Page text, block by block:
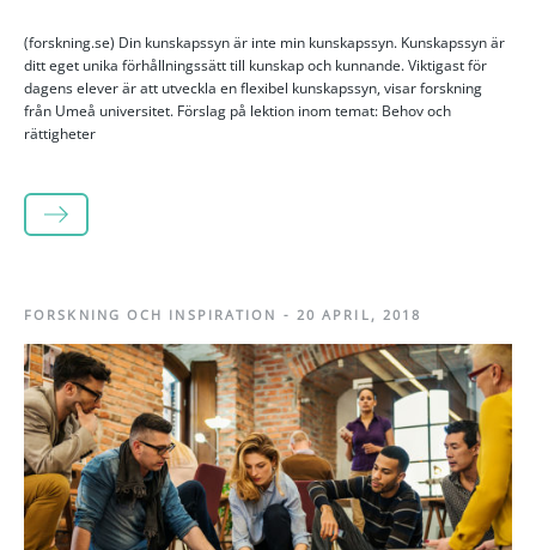
(forskning.se) Din kunskapssyn är inte min kunskapssyn. Kunskapssyn är
ditt eget unika förhållningssätt till kunskap och kunnande. Viktigast för
dagens elever är att utveckla en flexibel kunskapssyn, visar forskning
från Umeå universitet. Förslag på lektion inom temat: Behov och
rättigheter
LÄS MER
FORSKNING OCH INSPIRATION - 20 APRIL, 2018